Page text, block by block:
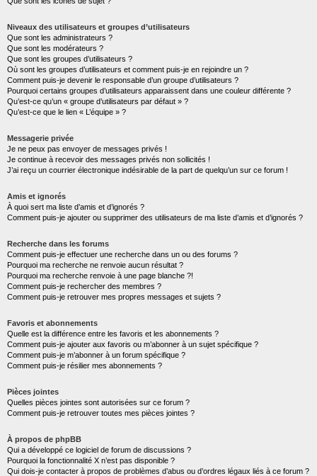
Niveaux des utilisateurs et groupes d’utilisateurs
Que sont les administrateurs ?
Que sont les modérateurs ?
Que sont les groupes d’utilisateurs ?
Où sont les groupes d’utilisateurs et comment puis-je en rejoindre un ?
Comment puis-je devenir le responsable d’un groupe d’utilisateurs ?
Pourquoi certains groupes d’utilisateurs apparaissent dans une couleur différente ?
Qu’est-ce qu’un « groupe d’utilisateurs par défaut » ?
Qu’est-ce que le lien « L’équipe » ?
Messagerie privée
Je ne peux pas envoyer de messages privés !
Je continue à recevoir des messages privés non sollicités !
J’ai reçu un courrier électronique indésirable de la part de quelqu’un sur ce forum !
Amis et ignorés
À quoi sert ma liste d’amis et d’ignorés ?
Comment puis-je ajouter ou supprimer des utilisateurs de ma liste d’amis et d’ignorés ?
Recherche dans les forums
Comment puis-je effectuer une recherche dans un ou des forums ?
Pourquoi ma recherche ne renvoie aucun résultat ?
Pourquoi ma recherche renvoie à une page blanche ?!
Comment puis-je rechercher des membres ?
Comment puis-je retrouver mes propres messages et sujets ?
Favoris et abonnements
Quelle est la différence entre les favoris et les abonnements ?
Comment puis-je ajouter aux favoris ou m’abonner à un sujet spécifique ?
Comment puis-je m’abonner à un forum spécifique ?
Comment puis-je résilier mes abonnements ?
Pièces jointes
Quelles pièces jointes sont autorisées sur ce forum ?
Comment puis-je retrouver toutes mes pièces jointes ?
À propos de phpBB
Qui a développé ce logiciel de forum de discussions ?
Pourquoi la fonctionnalité X n’est pas disponible ?
Qui dois-je contacter à propos de problèmes d’abus ou d’ordres légaux liés à ce forum ?